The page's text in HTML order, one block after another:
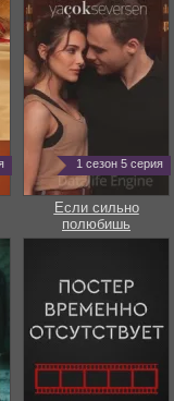
1 сезон 5 серия
Если сильно
полюбишь